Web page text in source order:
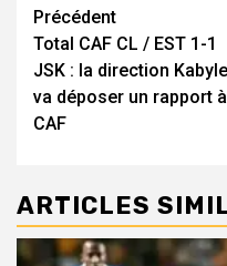
Navigation
d’article
Précédent
Total CAF CL / EST 1-1
JSK : la direction Kabyle
va déposer un rapport
CAF
ARTICLES